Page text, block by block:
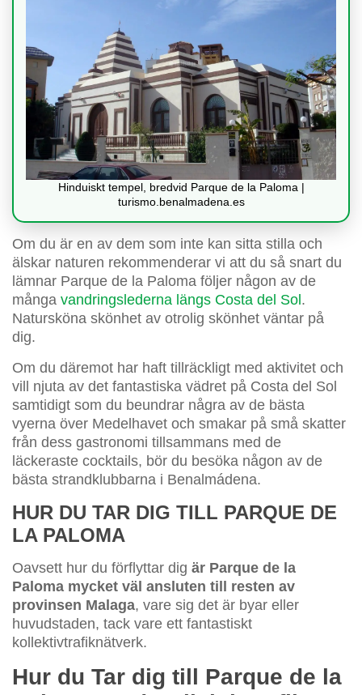
Hinduiskt tempel, bredvid Parque de la Paloma |
turismo.benalmadena.es
Om du är en av dem som inte kan sitta stilla och
älskar naturen rekommenderar vi att du så snart du
lämnar Parque de la Paloma följer någon av de
många vandringslederna längs Costa del Sol .
Natursköna skönhet av otrolig skönhet väntar på
dig.
Om du däremot har haft tillräckligt med aktivitet och
vill njuta av det fantastiska vädret på Costa del Sol
samtidigt som du beundrar några av de bästa
vyerna över Medelhavet och smakar på små skatter
från dess gastronomi tillsammans med de
läckeraste cocktails, bör du besöka någon av de
bästa strandklubbarna i Benalmádena.
HUR DU TAR DIG TILL PARQUE DE
LA PALOMA
Oavsett hur du förflyttar dig är Parque de la
Paloma mycket väl ansluten till resten av
provinsen Malaga, vare sig det är byar eller
huvudstaden, tack vare ett fantastiskt
kollektivtrafiknätverk.
Hur du Tar dig till Parque de la